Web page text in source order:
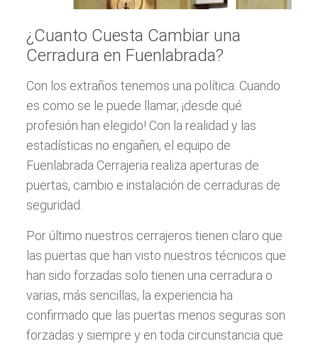
¿Cuanto Cuesta Cambiar una
Cerradura en Fuenlabrada?
Con los extraños tenemos una política. Cuando
es como se le puede llamar, ¡desde qué
profesión han elegido! Con la realidad y las
estadísticas no engañen, el equipo de
Fuenlabrada Cerrajeria realiza aperturas de
puertas, cambio e instalación de cerraduras de
seguridad.
Por último nuestros cerrajeros tienen claro que
las puertas que han visto nuestros técnicos que
han sido forzadas solo tienen una cerradura o
varias, más sencillas, la experiencia ha
confirmado que las puertas menos seguras son
forzadas y siempre y en toda circunstancia que